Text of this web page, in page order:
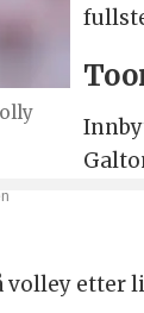
etter